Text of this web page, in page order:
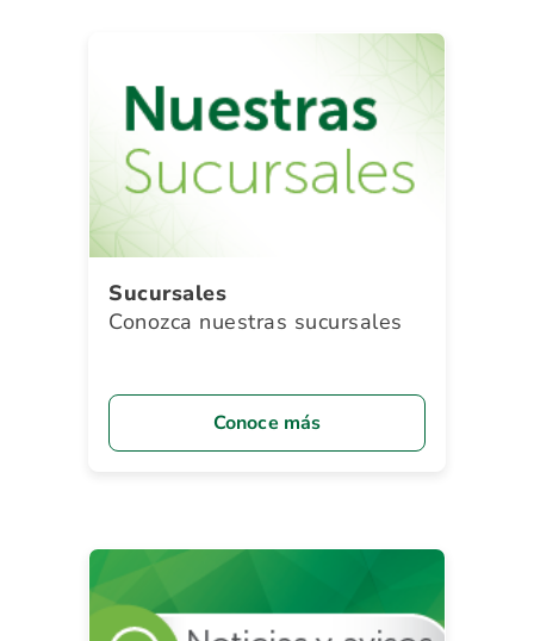
Sucursales
Conozca nuestras sucursales
Conoce más